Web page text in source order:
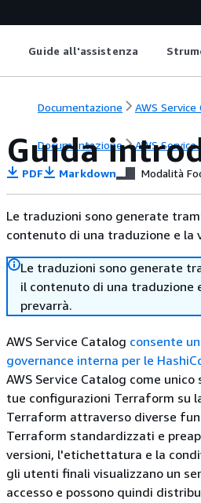
Guide all'assistenza
Documentazione AWS Service
Documentazione AWS Service
Guida
PDF Markdown Modalità
Le traduzioni sono generate
contenuto di una traduzione e la
Le traduzioni sono generate
il contenuto di una traduzione
prevarrà.
AWS Service Catalog consente
governance interna per le
AWS Service Catalog come
tue configurazioni Terraform su
Terraform attraverso diverse
Terraform standardizzati e
versioni, l'etichettatura e la
gli utenti finali visualizzano un
accesso e possono quindi